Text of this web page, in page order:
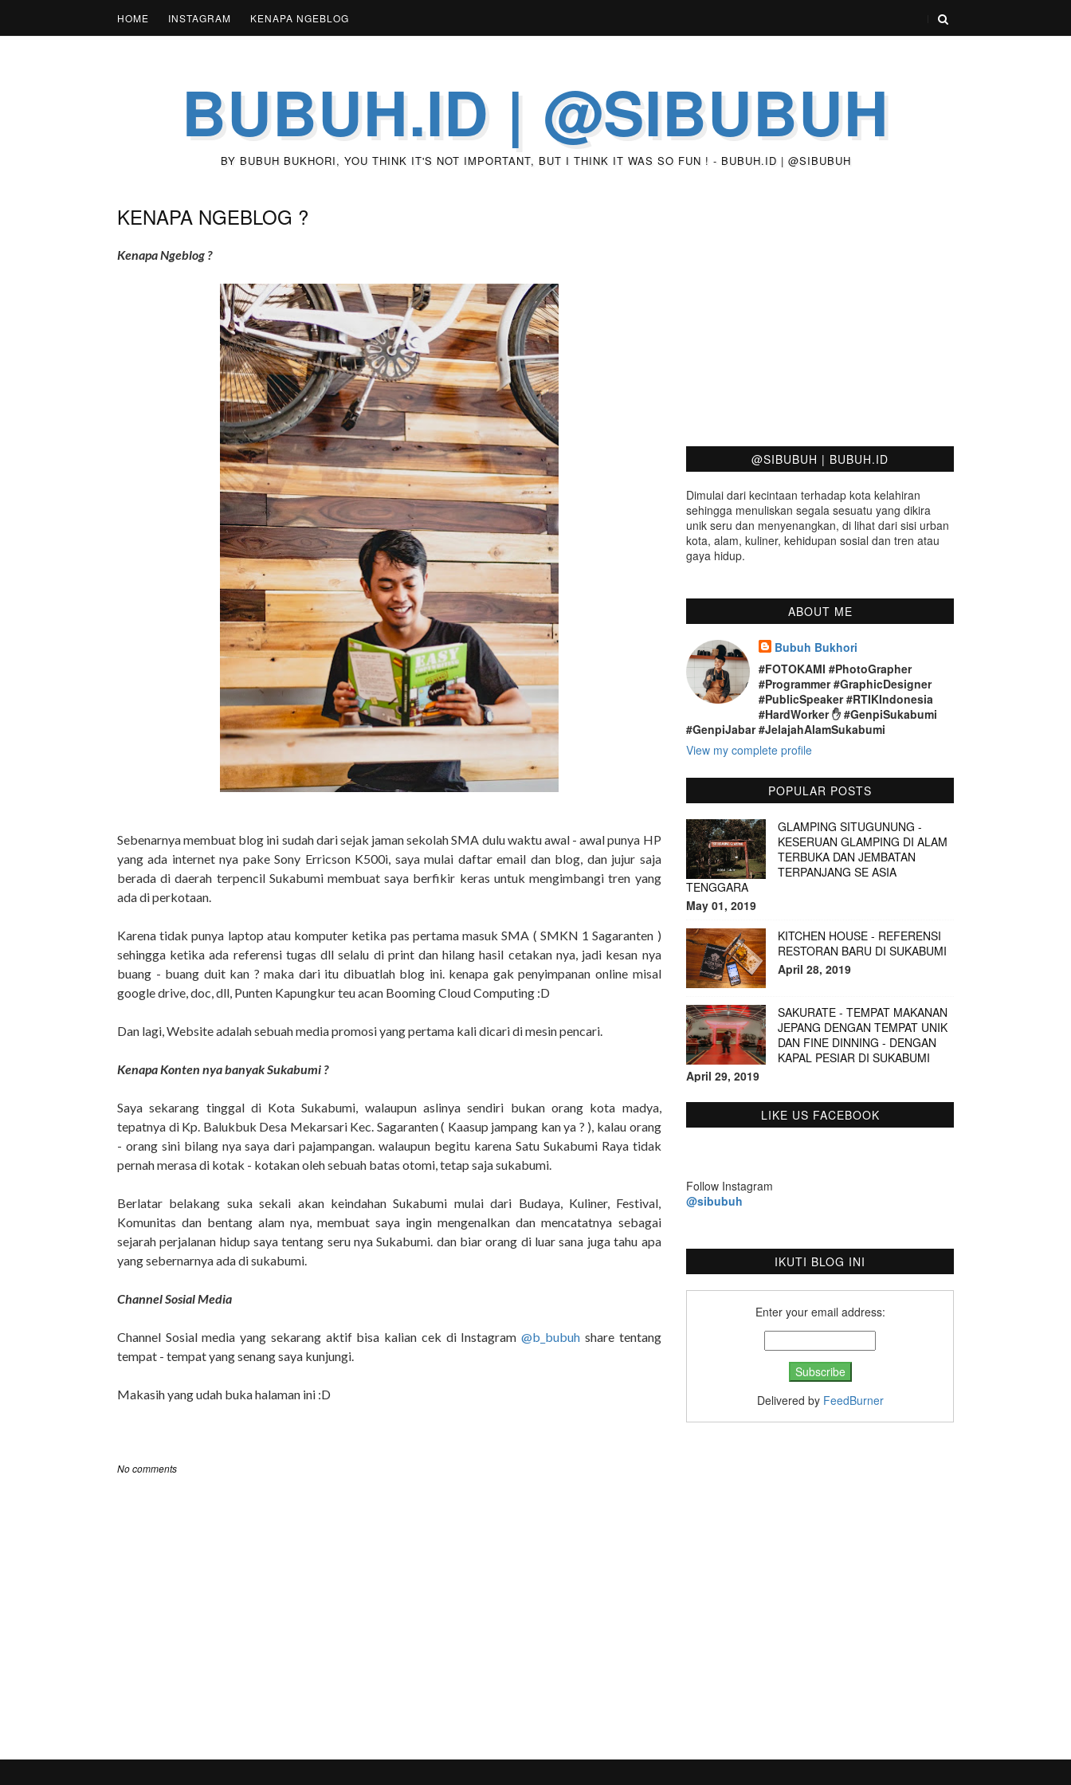
HOME INSTAGRAM KENAPA NGEBLOG
BUBUH.ID | @SIBUBUH
BY BUBUH BUKHORI, YOU THINK IT'S NOT IMPORTANT, BUT I THINK IT WAS SO FUN ! - BUBUH.ID | @SIBUBUH
KENAPA NGEBLOG ?
Kenapa Ngeblog ?
Sebenarnya membuat blog ini sudah dari sejak jaman sekolah SMA dulu waktu awal - awal punya HP
yang ada internet nya pake Sony Erricson K500i, saya mulai daftar email dan blog, dan jujur saja
berada di daerah terpencil Sukabumi membuat saya berfikir keras untuk mengimbangi tren yang
ada di perkotaan.
Karena tidak punya laptop atau komputer ketika pas pertama masuk SMA ( SMKN 1 Sagaranten )
sehingga ketika ada referensi tugas dll selalu di print dan hilang hasil cetakan nya, jadi kesan nya
buang - buang duit kan ? maka dari itu dibuatlah blog ini. kenapa gak penyimpanan online misal
google drive, doc, dll, Punten Kapungkur teu acan Booming Cloud Computing :D
Dan lagi, Website adalah sebuah media promosi yang pertama kali dicari di mesin pencari.
Kenapa Konten nya banyak Sukabumi ?
Saya sekarang tinggal di Kota Sukabumi, walaupun aslinya sendiri bukan orang kota madya,
tepatnya di Kp. Balukbuk Desa Mekarsari Kec. Sagaranten ( Kaasup jampang kan ya ? ), kalau orang
- orang sini bilang nya saya dari pajampangan. walaupun begitu karena Satu Sukabumi Raya tidak
pernah merasa di kotak - kotakan oleh sebuah batas otomi, tetap saja sukabumi.
Berlatar belakang suka sekali akan keindahan Sukabumi mulai dari Budaya, Kuliner, Festival,
Komunitas dan bentang alam nya, membuat saya ingin mengenalkan dan mencatatnya sebagai
sejarah perjalanan hidup saya tentang seru nya Sukabumi. dan biar orang di luar sana juga tahu apa
yang sebernarnya ada di sukabumi.
Channel Sosial Media
Channel Sosial media yang sekarang aktif bisa kalian cek di Instagram@b_bubuh share tentang
tempat - tempat yang senang saya kunjungi.
Makasih yang udah buka halaman ini :D
No comments
@SIBUBUH | BUBUH.ID
Dimulai dari kecintaan terhadap kota kelahiran
sehingga menuliskan segala sesuatu yang dikira
unik seru dan menyenangkan, di lihat dari sisi urban
kota, alam, kuliner, kehidupan sosial dan tren atau
gaya hidup.
ABOUT ME
Bubuh Bukhori
#FOTOKAMI #PhotoGrapher
#Programmer #GraphicDesigner
#PublicSpeaker #RTIKIndonesia
#HardWorker ✋ #GenpiSukabumi
#GenpiJabar #JelajahAlamSukabumi
View my complete profile
POPULAR POSTS
GLAMPING SITUGUNUNG -
KESERUAN GLAMPING DI ALAM
TERBUKA DAN JEMBATAN
TERPANJANG SE ASIA
TENGGARA
May 01, 2019
KITCHEN HOUSE - REFERENSI
RESTORAN BARU DI SUKABUMI
April 28, 2019
SAKURATE - TEMPAT MAKANAN
JEPANG DENGAN TEMPAT UNIK
DAN FINE DINNING - DENGAN
KAPAL PESIAR DI SUKABUMI
April 29, 2019
LIKE US FACEBOOK
Follow Instagram
@sibubuh
IKUTI BLOG INI
Enter your email address:
Delivered by FeedBurner